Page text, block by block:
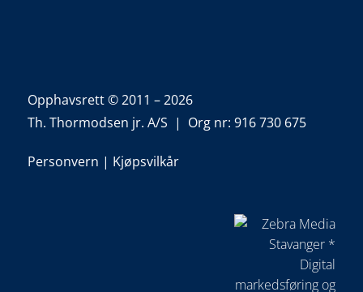
Opphavsrett © 2011 – 2026
Th. Thormodsen jr. A/S | Org nr: 916 730 675
Personvern | Kjøpsvilkår